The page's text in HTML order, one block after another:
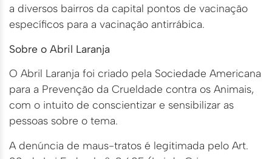
a diversos bairros da capital pontos de vacinação
específicos para a vacinação antirrábica.
Sobre o Abril Laranja
O Abril Laranja foi criado pela Sociedade Americana
para a Prevenção da Crueldade contra os Animais,
com o intuito de conscientizar e sensibilizar as
pessoas sobre o tema.
A denúncia de maus-tratos é legitimada pelo Art.